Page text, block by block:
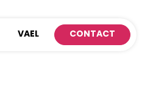
VAEL CONTACT